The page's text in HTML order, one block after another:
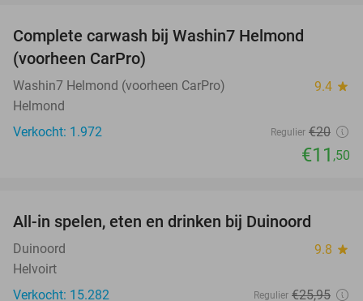
Complete carwash bij Washin7 Helmond
(voorheen CarPro)
Washin7 Helmond (voorheen CarPro) 9.4 star
Helmond
Verkocht: 1.972
Regulier €20
€11 ,50
All-in spelen, eten en drinken bij Duinoord
Duinoord 9.8 star
Helvoirt
Verkocht: 15.282
Regulier €25,95